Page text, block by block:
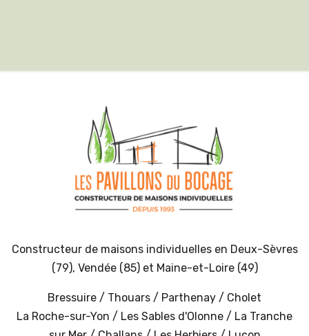
Constructeur de maisons individuelles en Deux-Sèvres
(79), Vendée (85)et Maine-et-Loire (49)
Bressuire / Thouars / Parthenay / Cholet
La Roche-sur-Yon / Les Sables d'Olonne / La Tranche